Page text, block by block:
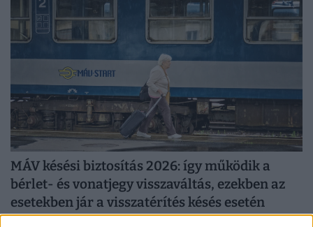
MÁV késési biztosítás 2026: így működik a
bérlet- és vonatjegy visszaváltás, ezekben az
esetekben jár a visszatérítés késés esetén